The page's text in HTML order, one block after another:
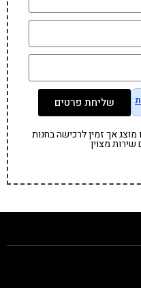
שליחת פרטים
אך זמין לרכישה בחנות
שירות מצוין